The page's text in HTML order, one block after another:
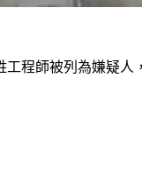
程師被列為嫌疑人